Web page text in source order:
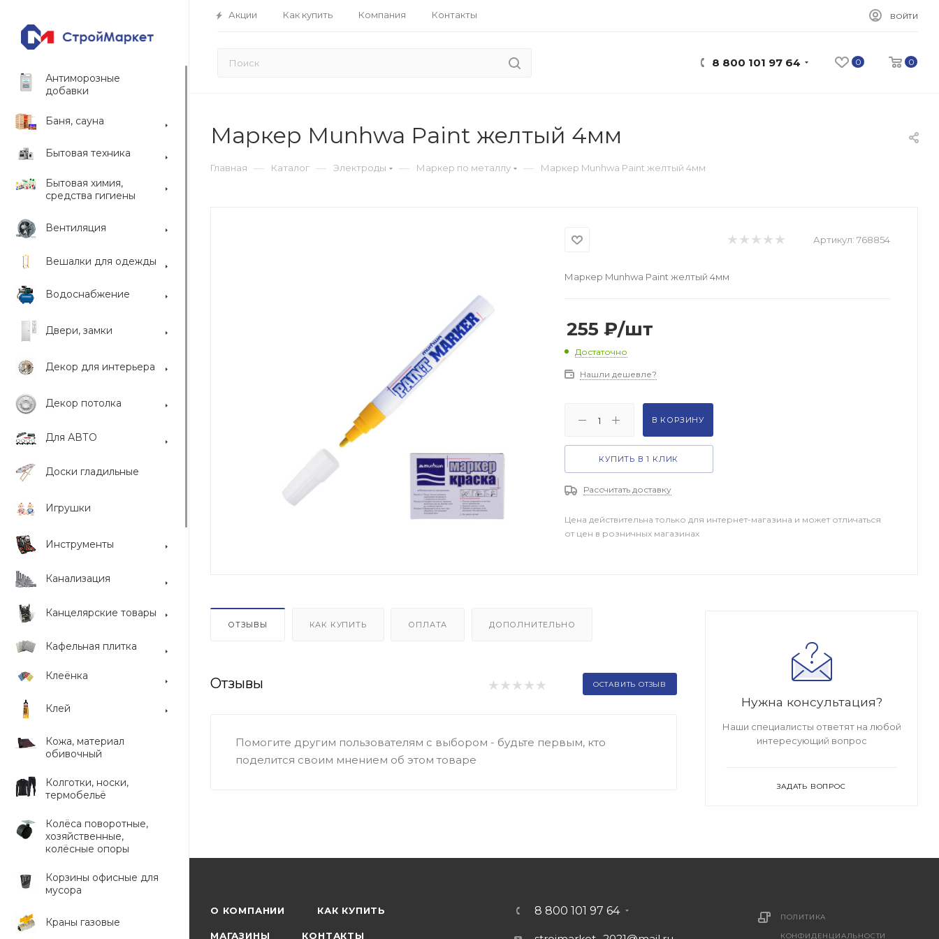
Акции Как купить Компания Контакты ВОЙТИ
0 0
8 800 101 97 64
Антиморозные
добавки
Баня, сауна
Бытовая техника
Бытовая химия,
средства гигиены
Вентиляция
Вешалки для одежды
Водоснабжение
Двери, замки
Декор для интерьера
Декор потолка
Для АВТО
Доски гладильные
Игрушки
Инструменты
Канализация
Канцелярские товары
Кафельная плитка
Клеёнка
Клей
Кожа, материал
обивочный
Колготки, носки,
термобельё
Колёса поворотные,
хозяйственные,
колёсные опоры
Корзины офисные для
мусора
Краны газовые
Маркер Munhwa Paint желтый 4мм
Главная — Каталог — Электроды — Маркер по металлу — Маркер Munhwa Paint желтый 4мм
Артикул: 768854
Маркер Munhwa Paint желтый 4мм
255 ₽/шт
Достаточно
Нашли дешевле?
В КОРЗИНУ
КУПИТЬ В 1 КЛИК
Рассчитать доставку
Цена действительна только для интернет-магазина и может отличаться
от цен в розничных магазинах
ОТЗЫВЫ КАК КУПИТЬ ОПЛАТА ДОПОЛНИТЕЛЬНО
Отзывы ОСТАВИТЬ ОТЗЫВ
Помогите другим пользователям с выбором - будьте первым, кто
поделится своим мнением об этом товаре
Нужна консультация?
Наши специалисты ответят на любой
интересующий вопрос
ЗАДАТЬ ВОПРОС
О КОМПАНИИ КАК КУПИТЬ
МАГАЗИНЫ КОНТАКТЫ
8 800 101 97 64 ПОЛИТИКА
КОНФИДЕНЦИАЛЬНОСТИ